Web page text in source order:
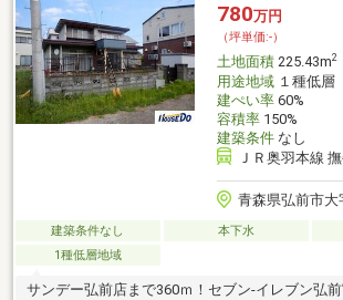
780万円
（坪単価:-）
土地面積225.43m2
用途地域１種低層
建ぺい率60%
容積率150%
建築条件なし
ＪＲ奥羽本線
青森県弘前市大
建築条件なし 本下水
1種低層地域
サンデー弘前店まで360ｍ！セブン-イレブン弘